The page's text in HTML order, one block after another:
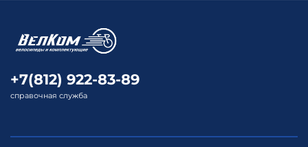
+7(812) 922-83-89
справочная служба